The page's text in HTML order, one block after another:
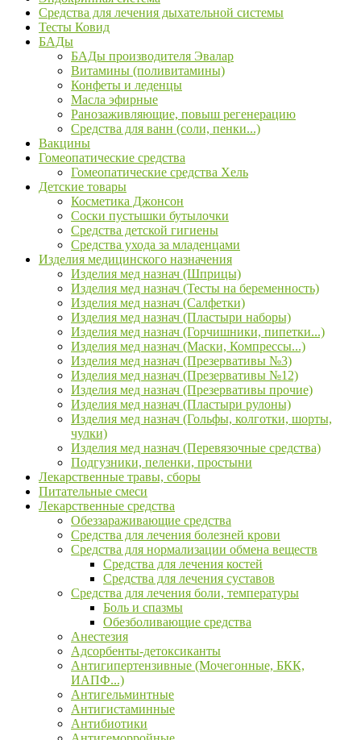
Средства для лечения дыхательной системы
Тесты Ковид
БАДы
БАДы производителя Эвалар
Витамины (поливитамины)
Конфеты и леденцы
Масла эфирные
Ранозаживляющие, повыш регенерацию
Средства для ванн (соли, пенки...)
Вакцины
Гомеопатические средства
Гомеопатические средства Хель
Детские товары
Косметика Джонсон
Соски пустышки бутылочки
Средства детской гигиены
Средства ухода за младенцами
Изделия медицинского назначения
Изделия мед назнач (Шприцы)
Изделия мед назнач (Тесты на беременность)
Изделия мед назнач (Салфетки)
Изделия мед назнач (Пластыри наборы)
Изделия мед назнач (Горчишники, пипетки...)
Изделия мед назнач (Маски, Компрессы...)
Изделия мед назнач (Презервативы №3)
Изделия мед назнач (Презервативы №12)
Изделия мед назнач (Презервативы прочие)
Изделия мед назнач (Пластыри рулоны)
Изделия мед назнач (Гольфы, колготки, шорты,
чулки)
Изделия мед назнач (Перевязочные средства)
Подгузники, пеленки, простыни
Лекарственные травы, сборы
Питательные смеси
Лекарственные средства
Обеззараживающие средства
Средства для лечения болезней крови
Средства для нормализации обмена веществ
Средства для лечения костей
Средства для лечения суставов
Средства для лечения боли, температуры
Боль и спазмы
Обезболивающие средства
Анестезия
Адсорбенты-детоксиканты
Антигипертензивные (Мочегонные, БКК,
ИАПФ...)
Антигельминтные
Антигистаминные
Антибиотики